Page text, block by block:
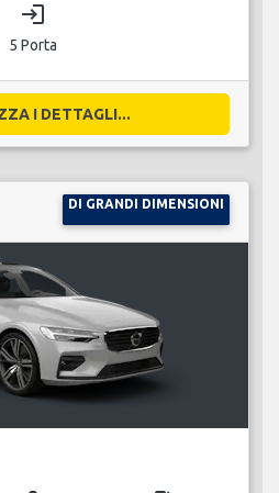
login
5 Porta
I DETTAGLI...
DI GRANDI DIMENSIONI